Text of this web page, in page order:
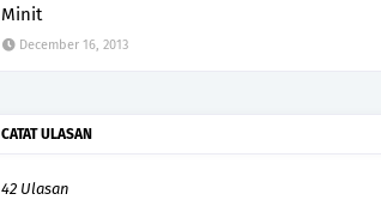
Minit
December 16, 2013
CATAT ULASAN
42 Ulasan